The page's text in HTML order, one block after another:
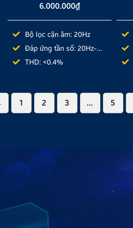
6.000.000₫
Bộ lọc cận âm: 20Hz
Đáp ứng tần số: 20Hz-
150HzTHD: <0.4%
58
1 2 3 … 5